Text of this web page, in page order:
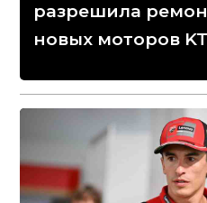
разрешила
новых моторов